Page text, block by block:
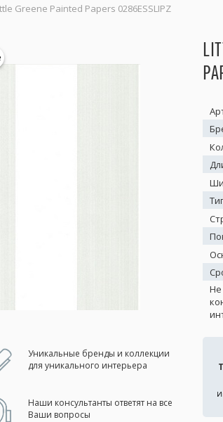
Greene Painted Papers 0286ESSLIPZ
Уникальные бренды и коллекции
для уникального интерьера
Наши консультанты ответят на все
Ваши вопросы
Не